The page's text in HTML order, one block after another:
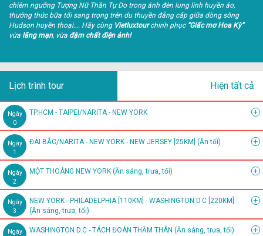
chiêm ngưỡng Tượng Nữ Thần Tự Do trong ánh đèn lung linh huyền ảo,
thưởng thức bữa tối sang trọng trên du thuyền đẳng cấp giữa dòng sông
Hudson huyền thoại…. Hãy cùng Vietluxtourchinh phục “Giấc mơ Hoa Kỳ”
vừa lãng mạn, vừa đậm chất điện ảnh!
Lịch trình tour Hiện tất cả
Ngày
0
TP.HCM - TAIPEI/NARITA - NEW YORK +
Ngày
1
ĐÀI BẮC/NARITA - NEW YORK - NEW JERSEY [25KM] (Ăn tối) +
Ngày
2
MỘT THOÁNG NEW YORK (Ăn sáng, trưa, tối) +
Ngày
3
NEW YORK - PHILADELPHIA [110KM] - WASHINGTON D.C [220KM]
(Ăn sáng, trưa, tối)
+
Ngày
WASHINGTON D.C - TÁCH ĐOÀN THĂM THÂN (Ăn sáng, trưa, tối) +